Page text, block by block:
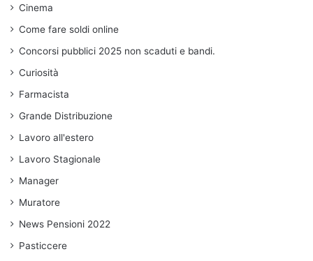
Cinema
Come fare soldi online
Concorsi pubblici 2025 non scaduti e bandi.
Curiosità
Farmacista
Grande Distribuzione
Lavoro all'estero
Lavoro Stagionale
Manager
Muratore
News Pensioni 2022
Pasticcere